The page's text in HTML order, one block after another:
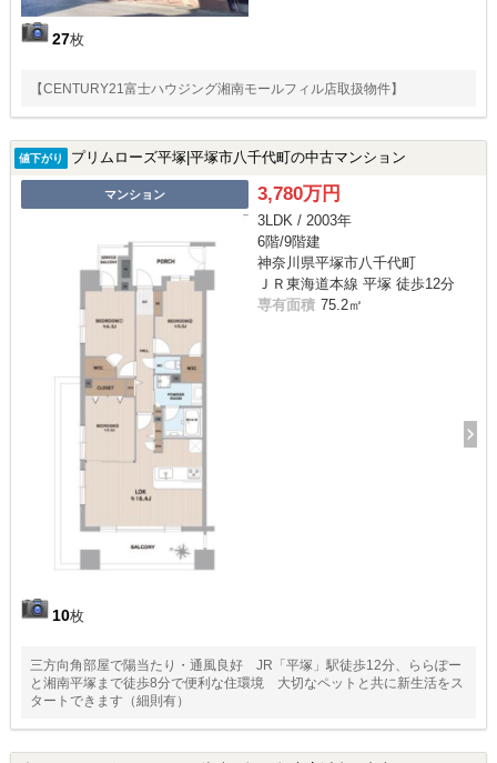
27枚
【CENTURY21富士ハウジング湘南モールフィル店取扱物件】
値下がり プリムローズ平塚|平塚市八千代町の中古マンション
マンション
10枚
3,780万円
3LDK / 2003年
6階/9階建
神奈川県平塚市八千代町
ＪＲ東海道本線 平塚 徒歩12分
専有面積 75.2㎡
三方向角部屋で陽当たり・通風良好 JR「平塚」駅徒歩12分、ららぽー
と湘南平塚まで徒歩8分で便利な住環境 大切なペットと共に新生活をス
タートできます（細則有）